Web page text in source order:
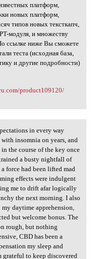
платформ,
новых платформ,
типов новых тексткапч,
модуля, и множеству
ссылке ниже Вы сможете
теста (исходная база,
и другие подробности)
product109120/
expectations
in every way
insomnia on years, and
the course of the key once
a busty nightfall of
force had been lifted mad
effects were indulgent
me to drift afar logically
the next morning. I also
daytime apprehension,
but welcome bonus. The
rough, but nothing
CBD has been a
my sleep and
grateful to keep discovered